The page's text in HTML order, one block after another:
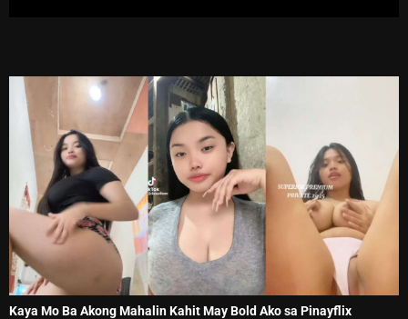
Kaya Mo Ba Akong Mahalin Kahit May Bold Ako sa Pinayflix